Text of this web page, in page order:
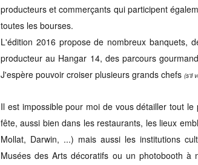
producteurs et commerçants qui participent
toutes les bourses.
L'édition 2016 propose de nombreux banquets,
producteur au Hangar 14, des parcours
J'espère pouvoir croiser plusieurs grands chefs (s'il
Il est impossible pour moi de vous détailler tout
fête, aussi bien dans les restaurants, les lieux
Mollat, Darwin, ...) mais aussi les institutions
Musées des Arts décoratifs ou un photobooth